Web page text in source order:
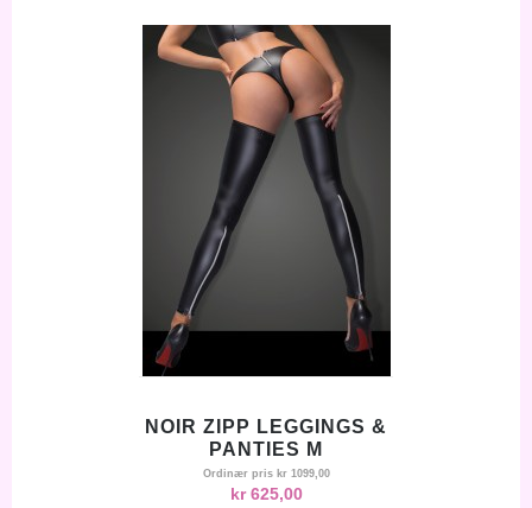
NOIR ZIPP LEGGINGS &
PANTIES M
Ordinær pris kr 1099,00
kr 625,00